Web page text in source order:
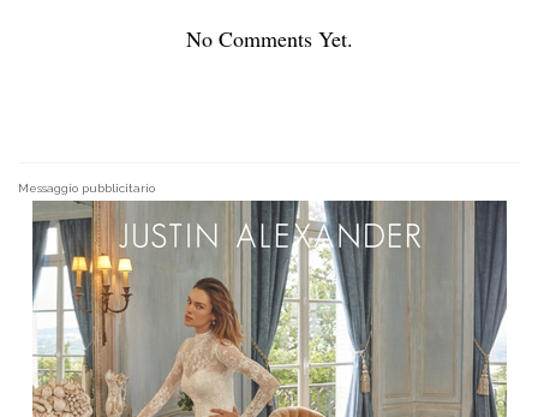
No Comments Yet.
Messaggio pubblicitario